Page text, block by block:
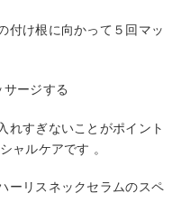
付け根に向かって５回マッ
ージする
れすぎないことがポイント
ャルケアです 。
ーリスネックセラムのスペ